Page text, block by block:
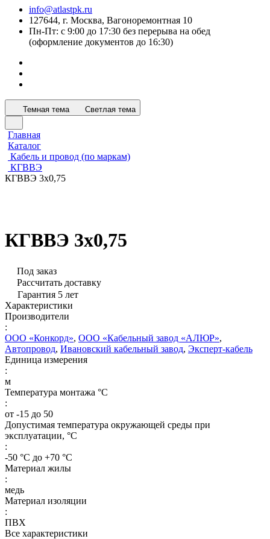
info@atlastpk.ru
127644, г. Москва, Вагоноремонтная 10
Пн-Пт: с 9:00 до 17:30 без перерыва на обед
(оформление документов до 16:30)
Темная тема Светлая тема
Главная
Каталог
Кабель и провод (по маркам)
КГВВЭ
КГВВЭ 3х0,75
КГВВЭ 3х0,75
Под заказ
Рассчитать доставку
Гарантия 5 лет
Характеристики
Производители
:
ООО «Конкорд», ООО «Кабельный завод «АЛЮР»,
Автопровод, Ивановский кабельный завод, Эксперт-кабель
Единица измерения
:
м
Температура монтажа °C
:
от -15 до 50
Допустимая температура окружающей среды при
эксплуатации, °C
:
-50 °С до +70 °С
Материал жилы
:
медь
Материал изоляции
:
ПВХ
Все характеристики